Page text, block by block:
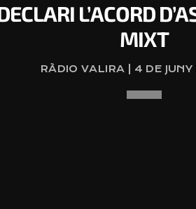
L’ACORD
MIXT
RÀDIO VALIRA | 4 DE